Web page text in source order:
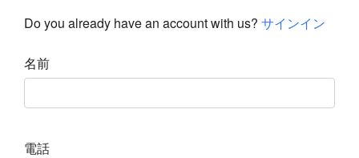
Do you already have an account with us? サインイン
名前
電話